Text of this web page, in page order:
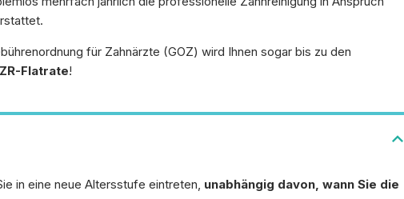
für Zahnärzte (GOZ) wird Ihnen sogar bis zu den
Flatrate!
expand_more
in eine neue Altersstufe eintreten, unabhängig davon, wann Sie die